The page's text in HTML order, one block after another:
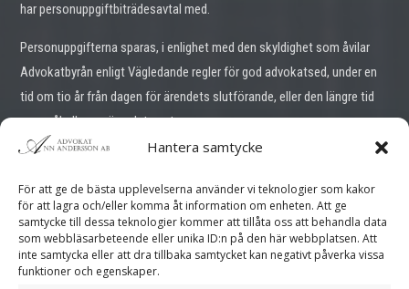
Hantera samtycke
För att ge de bästa upplevelserna använder vi teknologier som kakor
för att lagra och/eller komma åt information om enheten. Att ge
samtycke till dessa teknologier kommer att tillåta oss att behandla data
som webbläsarbeteende eller unika ID:n på den här webbplatsen. Att
inte samtycka eller att dra tillbaka samtycket kan negativt påverka vissa
funktioner och egenskaper.
har personuppgiftbiträdesavtal med.
Personuppgifternasparas, i enlighet med den skyldighet som åvilar
Advokatbyrån enligt Vägledande regler för god advokatsed, under en
tid om tio år från dagen för ärendets slutförande, eller den längre tid
som påkallas av ärendets natur.
Du har rätt att kostnadsfritt begära information från Advokatbyrå om
användningen av de personuppgifter som rör dig. Vi kommer på din
begäran eller på eget initiativ rätta eller radera uppgifter som är
felaktiga eller begränsa behandlingen av sådana uppgifter.Du har rätt
att begära att dina uppgifter inte behandlas för
direktmarknadsförngsändamål